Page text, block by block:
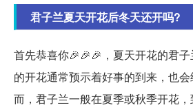
君子兰夏天开花后冬天还开吗?
首先恭喜你🎉🎉🎉，夏天开花的君
的开花通常预示着好事的到来，也
而，君子兰一般在夏季或秋季开花